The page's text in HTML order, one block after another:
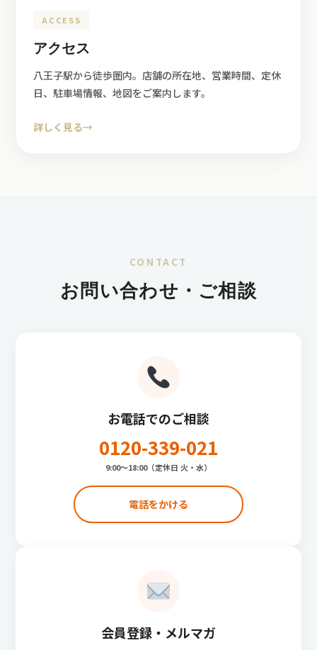
ACCESS
アクセス
八王子駅から徒歩圏内。店舗の所在地、営業時間、定休
日、駐車場情報、地図をご案内します。
詳しく見る→
CONTACT
お問い合わせ・ご相談
お電話でのご相談
0120-339-021
9:00〜18:00（定休日 火・水）
電話をかける
会員登録・メルマガ